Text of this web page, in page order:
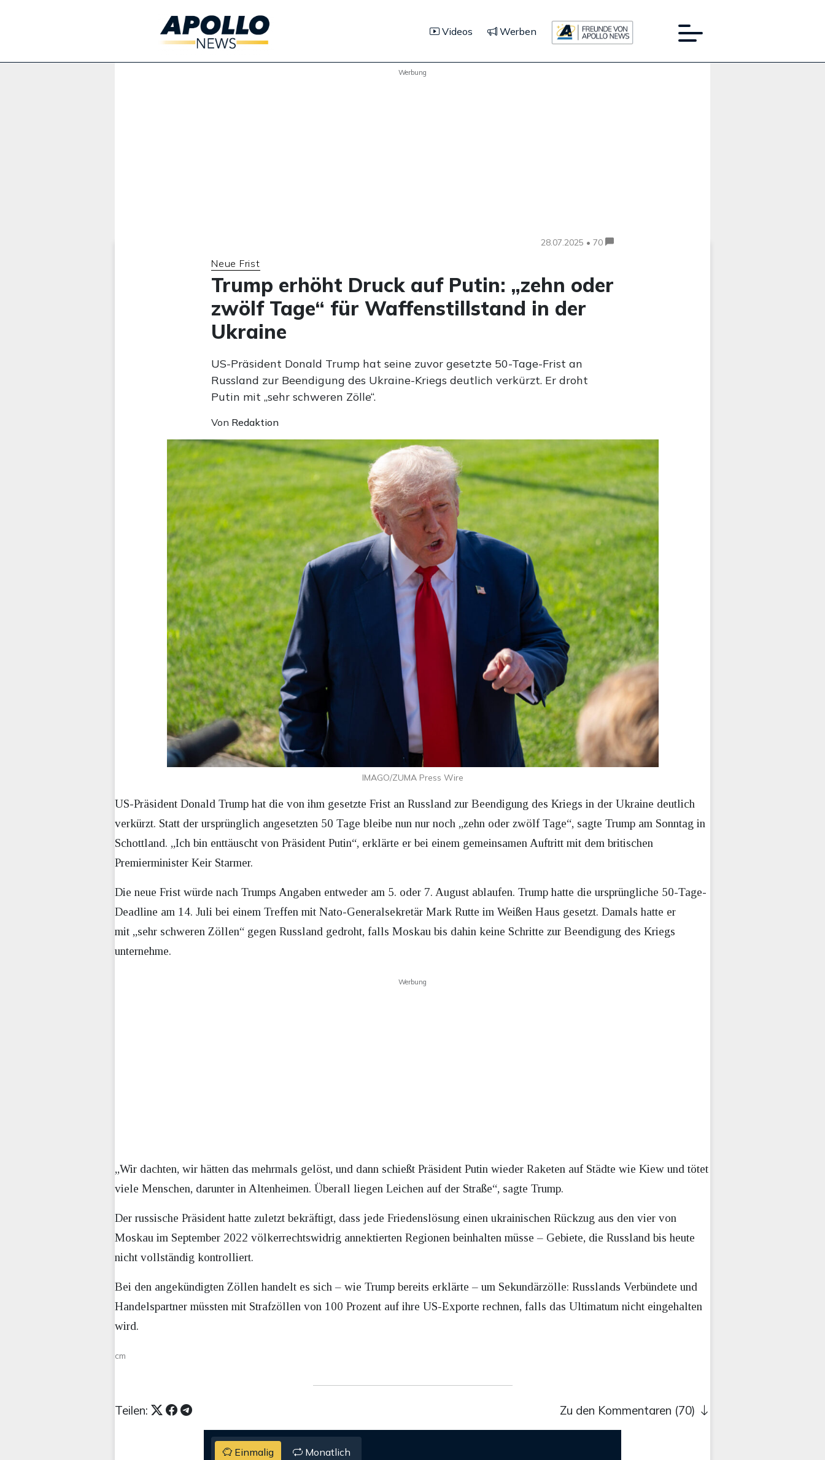
Videos Werben
Werbung
28.07.2025 • 70
Neue Frist
Trump erhöht Druck auf Putin: „zehn oder
zwölf Tage“ für Waffenstillstand in der
Ukraine
US-Präsident Donald Trump hat seine zuvor gesetzte 50-Tage-Frist an
Russland zur Beendigung des Ukraine-Kriegs deutlich verkürzt. Er droht
Putin mit „sehr schweren Zölle“.
Von Redaktion
IMAGO/ZUMA Press Wire
US-Präsident Donald Trump hat die von ihm gesetzte Frist an Russland zur Beendigung des Kriegs in der Ukraine deutlich
verkürzt. Statt der ursprünglich angesetzten 50 Tage bleibe nun nur noch „zehn oder zwölf Tage“, sagte Trump am Sonntag in
Schottland. „Ich bin enttäuscht von Präsident Putin“, erklärte er bei einem gemeinsamen Auftritt mit dem britischen
Premierminister Keir Starmer.
Die neue Frist würde nach Trumps Angaben entweder am 5. oder 7. August ablaufen. Trump hatte die ursprüngliche 50-Tage-
Deadline am 14. Juli bei einem Treffen mit Nato-Generalsekretär Mark Rutte im Weißen Haus gesetzt. Damals hatte er
mit „sehr schweren Zöllen“ gegen Russland gedroht, falls Moskau bis dahin keine Schritte zur Beendigung des Kriegs
unternehme.
Werbung
„Wir dachten, wir hätten das mehrmals gelöst, und dann schießt Präsident Putin wieder Raketen auf Städte wie Kiew und tötet
viele Menschen, darunter in Altenheimen. Überall liegen Leichen auf der Straße“, sagte Trump.
Der russische Präsident hatte zuletzt bekräftigt, dass jede Friedenslösung einen ukrainischen Rückzug aus den vier von
Moskau im September 2022 völkerrechtswidrig annektierten Regionen beinhalten müsse – Gebiete, die Russland bis heute
nicht vollständig kontrolliert.
Bei den angekündigten Zöllen handelt es sich – wie Trump bereits erklärte – um Sekundärzölle: Russlands Verbündete und
Handelspartner müssten mit Strafzöllen von 100 Prozent auf ihre US-Exporte rechnen, falls das Ultimatum nicht eingehalten
wird.
cm
Teilen: Zu den Kommentaren (70)
Einmalig Monatlich